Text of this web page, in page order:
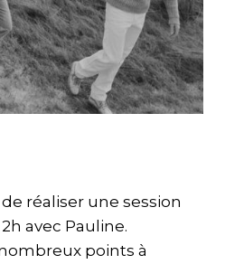
de réaliser une session
avec Pauline.
points à